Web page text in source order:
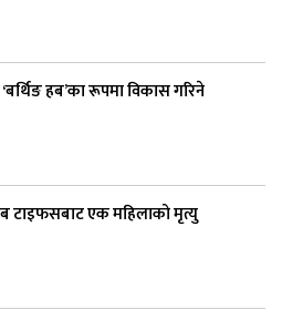
हब’का रूपमा विकास गरिने
टाइफसबाट एक महिलाको मृत्यु